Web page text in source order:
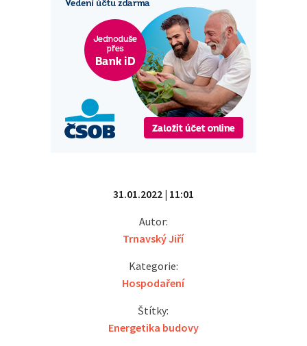
31.01.2022 | 11:01
Autor:
Trnavský Jiří
Kategorie:
Hospodaření
Štítky:
Energetika budovy